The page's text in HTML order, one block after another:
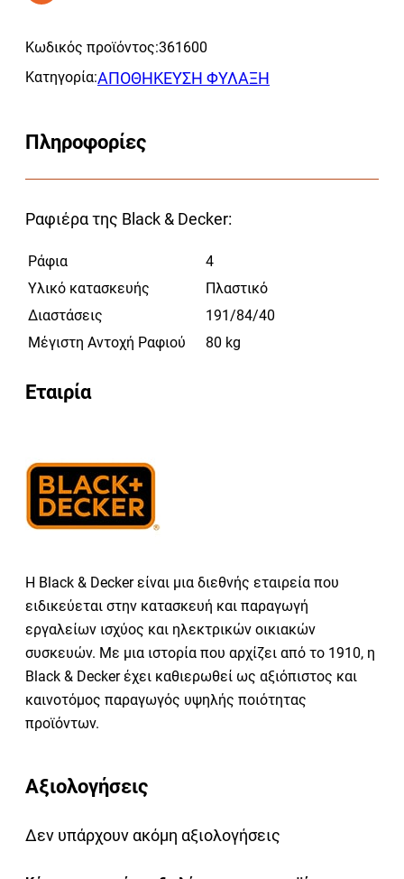
Κωδικός προϊόντος:361600
Κατηγορία:ΑΠΟΘΗΚΕΥΣΗ ΦΥΛΑΞΗ
Πληροφορίες
Ραφιέρα της Black & Decker:
Ράφια
4
Υλικό κατασκευής
Πλαστικό
Διαστάσεις
191/84/40
Μέγιστη Αντοχή Ραφιού
80 kg
Εταιρία
Η Black & Decker είναι μια διεθνής εταιρεία που
ειδικεύεται στην κατασκευή και παραγωγή
εργαλείων ισχύος και ηλεκτρικών οικιακών
συσκευών. Με μια ιστορία που αρχίζει από το 1910, η
Black & Decker έχει καθιερωθεί ως αξιόπιστος και
καινοτόμος παραγωγός υψηλής ποιότητας
προϊόντων.
Αξιολογήσεις
Δεν υπάρχουν ακόμη αξιολογήσεις